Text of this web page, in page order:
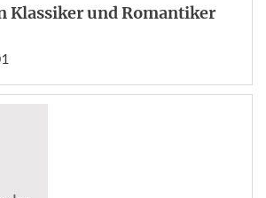
Klassiker und Romantiker